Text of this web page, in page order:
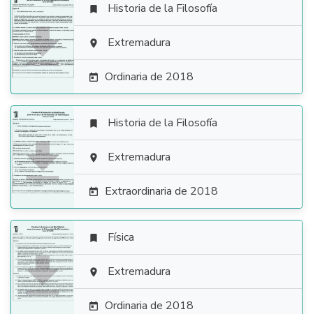

 Historia de la Filosofía
 Extremadura
 Ordinaria de 2018

 Historia de la Filosofía
 Extremadura
 Extraordinaria de 2018

 Física
 Extremadura
 Ordinaria de 2018